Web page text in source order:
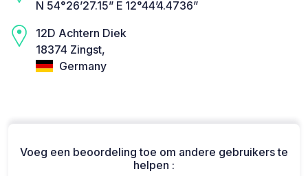
N 54°26’27.15” E 12°44’4.4736”
12D Achtern Diek
18374 Zingst,
Germany
Voeg een beoordeling toe om andere gebruikers te
helpen :